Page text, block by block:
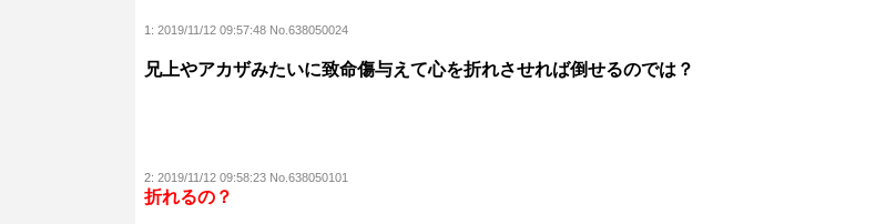
1: 2019/11/12 09:57:48 No.638050024
兄上やアカザみたいに致命傷与えて心を折れさせれば倒せるのでは？
2: 2019/11/12 09:58:23 No.638050101
折れるの？